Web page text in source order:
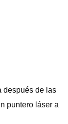
después de las
puntero láser a